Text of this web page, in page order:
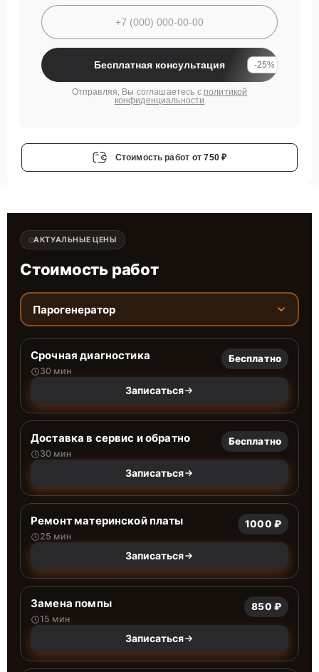
Бесплатная консультация -25%
Отправляя, Вы соглашаетесь с политикой
конфиденциальности
Стоимость работ от 750 ₽
АКТУАЛЬНЫЕ ЦЕНЫ
Стоимость работ
Парогенератор
Срочная диагностика
30 мин
Бесплатно
Записаться
Доставка в сервис и обратно
30 мин
Бесплатно
Записаться
Ремонт материнской платы
25 мин
1000 ₽
Записаться
Замена помпы
15 мин
850 ₽
Записаться